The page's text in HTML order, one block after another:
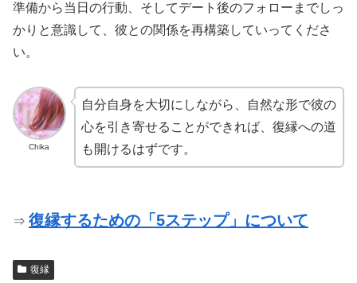
準備から当日の行動、そしてデート後のフォローまでしっ
かりと意識して、彼との関係を再構築していってくださ
い。
Chika
自分自身を大切にしながら、自然な形で彼の
心を引き寄せることができれば、復縁への道
も開けるはずです。
⇒ 復縁するための「5ステップ」について
復縁